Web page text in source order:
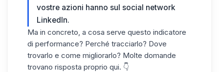
vostre azioni hanno sul social network
LinkedIn.
Ma in concreto, a cosa serve questo indicatore
di performance? Perché tracciarlo? Dove
trovarlo e come migliorarlo? Molte domande
trovano risposta proprio qui. 👇